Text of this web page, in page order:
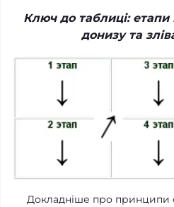
Ключ до таблиці:
донизу та
Докладніше про принципи